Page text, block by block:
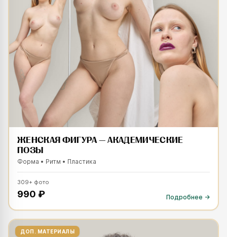
ЖЕНСКАЯ ФИГУРА — АКАДЕМИЧЕСКИЕ
ПОЗЫ
Форма • Ритм • Пластика
309+ фото
990 ₽ Подробнее →
ДОП. МАТЕРИАЛЫ